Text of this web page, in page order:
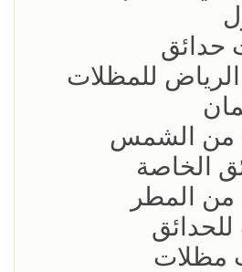
حدائق
للمظلات
من الشمس
الخاصة
المطر
مظلات